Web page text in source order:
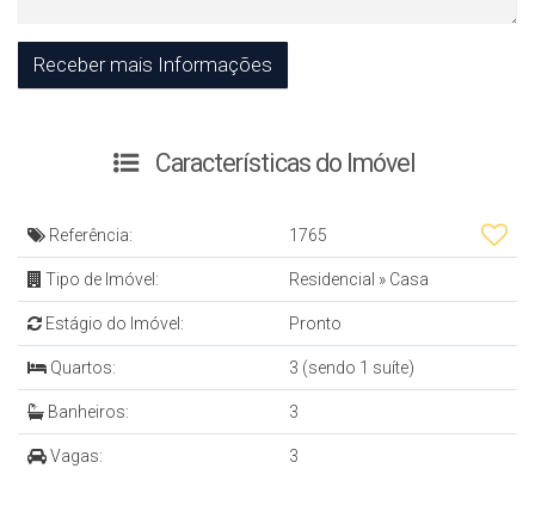
Características do Imóvel
Referência: 1765
Tipo de Imóvel: Residencial » Casa
Estágio do Imóvel: Pronto
Quartos: 3 (sendo 1 suíte)
Banheiros: 3
Vagas: 3